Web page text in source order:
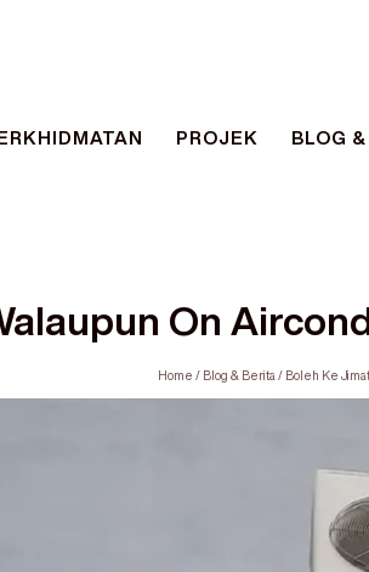
PROJEK BLOG
On
Home / Blog & Berita / Boleh Ke